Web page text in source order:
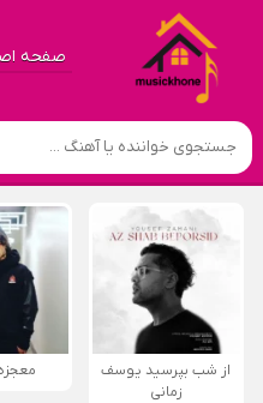
صفحه
از شب بپرسید یوسف
زمانی